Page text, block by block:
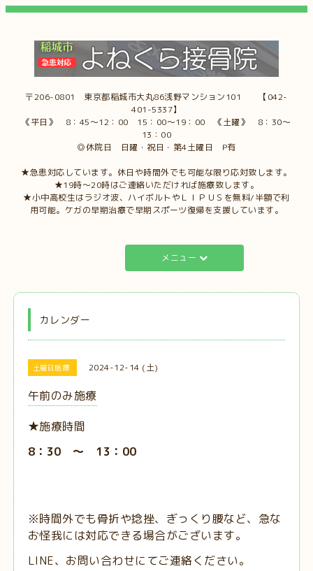
〒206-0801 東京都稲城市大丸86浅野マンション101 【042-
401-5337】
《平日》 8：45～12：00 15：00～19：00 《土曜》 8：30～
13：00
◎休院日 日曜・祝日・第4土曜日 P有
★急患対応しています。休日や時間外でも可能な限り応対致します。
★19時～20時はご連絡いただければ施療致します。
★小中高校生はラジオ波、ハイボルトやＬＩＰＵＳを無料/半額で利
用可能。ケガの早期治療で早期スポーツ復帰を支援しています。
メニュー
カレンダー
土曜日施療 2024-12-14 (土)
午前のみ施療
★施療時間
8：30 ～ 13：00
※時間外でも骨折や捻挫、ぎっくり腰など、急な
お怪我には対応できる場合がございます。
LINE、お問い合わせにてご連絡ください。